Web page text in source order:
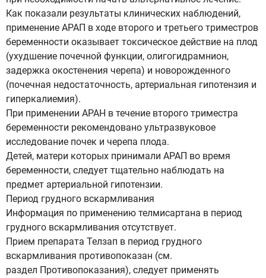
Как показали результаты клинических наблюдений,
применение АРАП в ходе второго и третьего триместров
беременности оказывает токсическое действие на плод
(ухудшение почечной функции, олигогидрамнион,
задержка окостенения черепа) и новорожденного
(почечная недостаточность, артериальная гипотензия и
гиперкалиемия).
При применении АРАН в течение второго триместра
беременности рекомендовано ультразвуковое
исследование почек и черепа плода.
Детей, матери которых принимали АРАП во время
беременности, следует тщательно наблюдать на
предмет артериальной гипотензии.
Период грудного вскармливания
Информация по применению телмисартана в период
грудного вскармливания отсутствует.
Прием препарата Телзап в период грудного
вскармливания противопоказан (см.
раздел Противопоказания), следует применять